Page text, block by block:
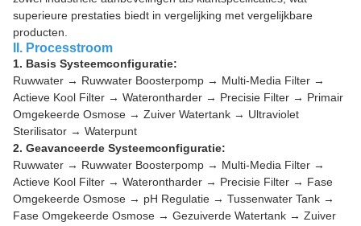
superieure prestaties biedt in vergelijking met vergelijkbare
producten.
II. Processtroom
1. Basis Systeemconfiguratie:
Ruwwater → Ruwwater Boosterpomp → Multi-Media Filter →
Actieve Kool Filter → Waterontharder → Precisie Filter → Primair
Omgekeerde Osmose → Zuiver Watertank → Ultraviolet
Sterilisator → Waterpunt
2. Geavanceerde Systeemconfiguratie:
Ruwwater → Ruwwater Boosterpomp → Multi-Media Filter →
Actieve Kool Filter → Waterontharder → Precisie Filter → Fase
Omgekeerde Osmose → pH Regulatie → Tussenwater Tank →
Fase Omgekeerde Osmose → Gezuiverde Watertank → Zuiver